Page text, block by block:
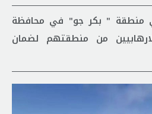
منطقة " بكر جو" في محافظة
من منطقتهم لضمان